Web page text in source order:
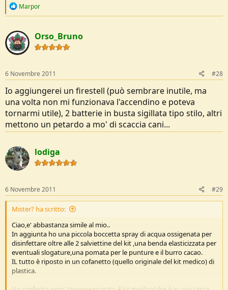
R
c
t
i
o
s
:
Marpor
Orso_Bruno
6 Novembre 2011 #28
Io aggiungerei un firestell (può sembrare inutile, ma
una volta non mi funzionava l'accendino e poteva
tornarmi utile), 2 batterie in busta sigillata tipo stilo, altri
mettono un petardo a mo' di scaccia cani...
lodiga
6 Novembre 2011 #29
Mister? ha scritto:
Ciao,e' abbastanza simile al mio..
In aggiunta ho una piccola boccetta spray di acqua ossigenata per
disinfettare oltre alle 2 salviettine del kit ,una benda elasticizzata per
eventuali slogature,una pomata per le punture e il burro cacao.
IL tutto è riposto in un cofanetto (quello originale del kit medico) di
plastica.